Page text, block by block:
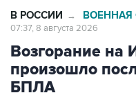
В РОССИИ → ВОЕННАЯ
07:37, 8 августа 2026
Возгорание на
произошло
БПЛА